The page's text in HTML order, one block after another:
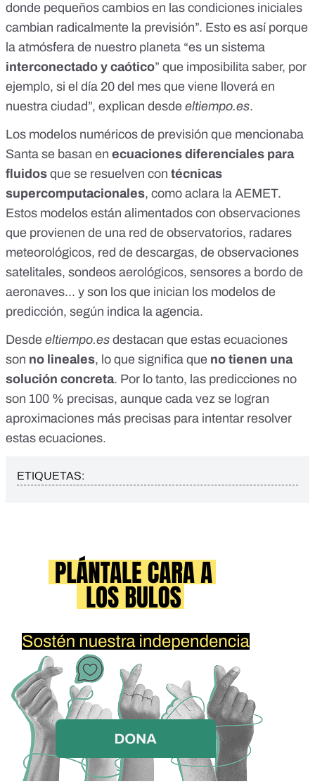
donde pequeños cambios en las condiciones iniciales
cambian radicalmente la previsión”. Esto es así porque
la atmósfera de nuestro planeta “es un sistema
interconectado y caótico” que imposibilita saber, por
ejemplo, si el día 20 del mes que viene lloverá en
nuestra ciudad”, explican desde eltiempo.es.
Los modelos numéricos de previsión que mencionaba
Santa se basan en ecuaciones diferenciales para
fluidos que se resuelven con técnicas
supercomputacionales, como aclara la AEMET.
Estos modelos están alimentados con observaciones
que provienen de una red de observatorios, radares
meteorológicos, red de descargas, de observaciones
satelitales, sondeos aerológicos, sensores a bordo de
aeronaves... y son los que inician los modelos de
predicción, según indica la agencia.
Desde eltiempo.es destacan que estas ecuaciones
son no lineales, lo que significa que no tienen una
solución concreta. Por lo tanto, las predicciones no
son 100 % precisas, aunque cada vez se logran
aproximaciones más precisas para intentar resolver
estas ecuaciones.
ETIQUETAS: